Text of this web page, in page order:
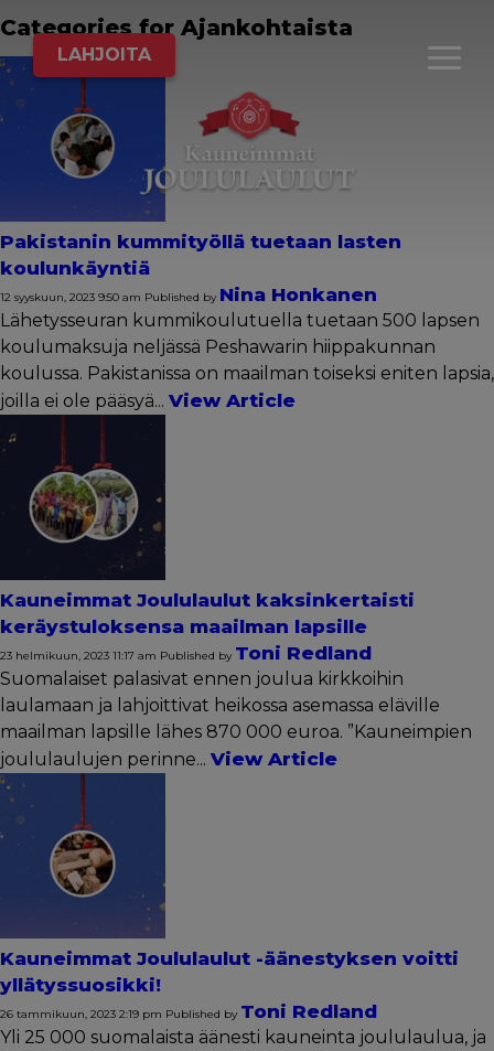
LAHJOITA
Categories for Ajankohtaista
Pakistanin kummityöllä tuetaan lasten
koulunkäyntiä
12 syyskuun, 2023 9:50 am Published by Nina Honkanen
Lähetysseuran kummikoulutuella tuetaan 500 lapsen
koulumaksuja neljässä Peshawarin hiippakunnan
koulussa. Pakistanissa on maailman toiseksi eniten lapsia,
joilla ei ole pääsyä... View Article
Kauneimmat Joululaulut kaksinkertaisti
keräystuloksensa maailman lapsille
23 helmikuun, 2023 11:17 am Published by Toni Redland
Suomalaiset palasivat ennen joulua kirkkoihin
laulamaan ja lahjoittivat heikossa asemassa eläville
maailman lapsille lähes 870 000 euroa. ”Kauneimpien
joululaulujen perinne... View Article
Kauneimmat Joululaulut -äänestyksen voitti
yllätyssuosikki!
26 tammikuun, 2023 2:19 pm Published by Toni Redland
Yli 25 000 suomalaista äänesti kauneinta joululaulua, ja